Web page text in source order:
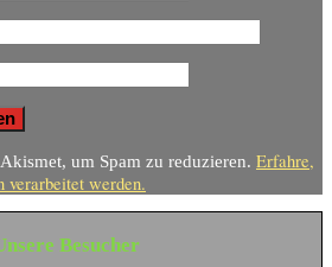
um Spam zu reduzieren. Erfahre,
verarbeitet werden.
Besucher